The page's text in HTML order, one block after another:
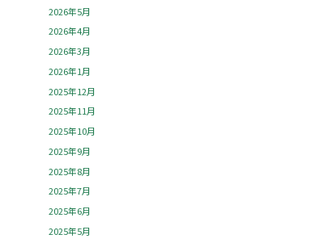
2026年5月
2026年4月
2026年3月
2026年1月
2025年12月
2025年11月
2025年10月
2025年9月
2025年8月
2025年7月
2025年6月
2025年5月